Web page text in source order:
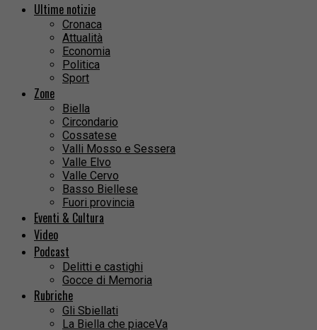
Ultime notizie
Cronaca
Attualità
Economia
Politica
Sport
Zone
Biella
Circondario
Cossatese
Valli Mosso e Sessera
Valle Elvo
Valle Cervo
Basso Biellese
Fuori provincia
Eventi & Cultura
Video
Podcast
Delitti e castighi
Gocce di Memoria
Rubriche
Gli Sbiellati
La Biella che piaceVa